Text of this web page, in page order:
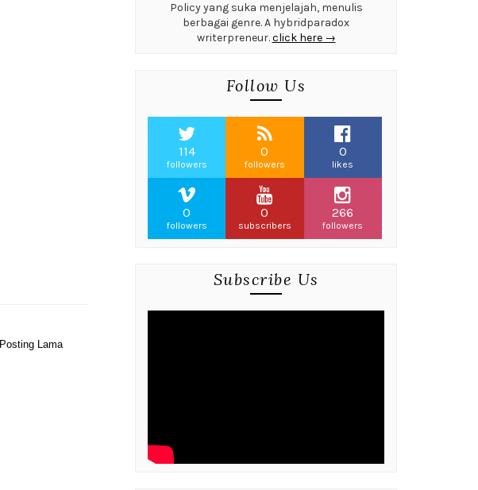
Posting Lama
Policy yang suka menjelajah, menulis
berbagai genre. A hybridparadox
writerpreneur.click here →
Follow Us
114
followers
0
followers
0
likes
0
followers
0
subscribers
266
followers
Subscribe Us